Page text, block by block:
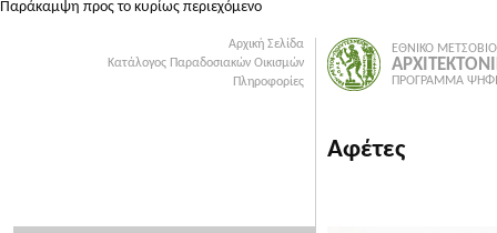
Παράκαμψη προς το κυρίως περιεχόμενο
Αρχική Σελίδα
Κατάλογος Παραδοσιακών Οικισμών
Πληροφορίες
ΕΘΝΙΚΟ
ΠΡΟΓΡΑΜΜΑ
Αφέτες